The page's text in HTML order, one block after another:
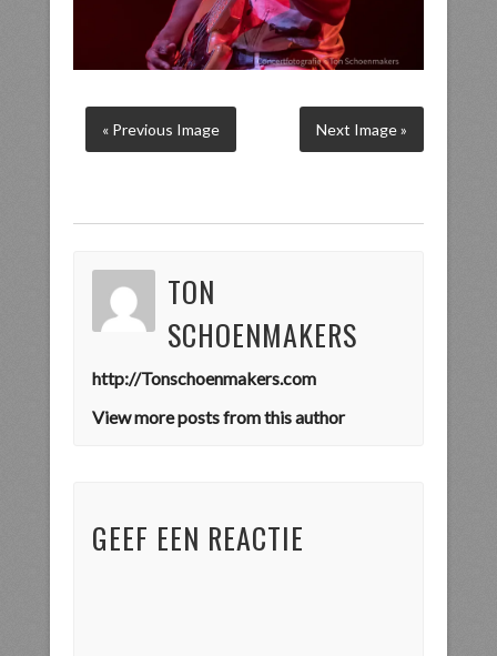
« Previous Image Next Image »
TON
SCHOENMAKERS
http://Tonschoenmakers.com
View more posts from this author
GEEF EEN REACTIE